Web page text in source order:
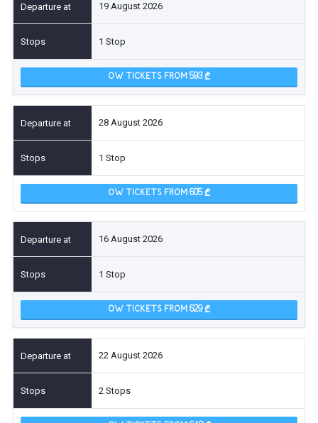
19 August 2026
1 Stop
OW TICKETS FROM 593
28 August 2026
1 Stop
OW TICKETS FROM 605
16 August 2026
1 Stop
OW TICKETS FROM 629
22 August 2026
2 Stops